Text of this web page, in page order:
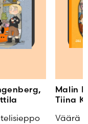
Malin
Tiina
Väärä